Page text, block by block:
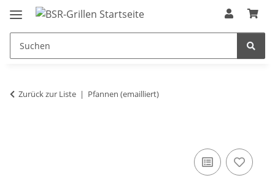
Zurück zur Liste Pfannen (emailliert)